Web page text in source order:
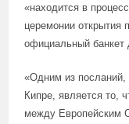
«находится в
церемонии открытия
официальный банкет
«Одним из
Кипре, является то,
между Европейским